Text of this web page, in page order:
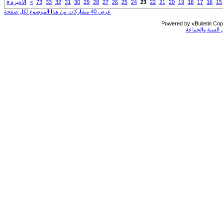
15
16
17
18
19
20
21
22
23
24
25
26
27
28
29
30
31
32
33
73
> الأخيرة »
عرض 40 مشاركات من هذا الموضوع لكل صفحة
Powered by vBulletin
والجماعة